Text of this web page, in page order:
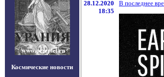
Космические новости
28.12.2020
18:35
В последнее